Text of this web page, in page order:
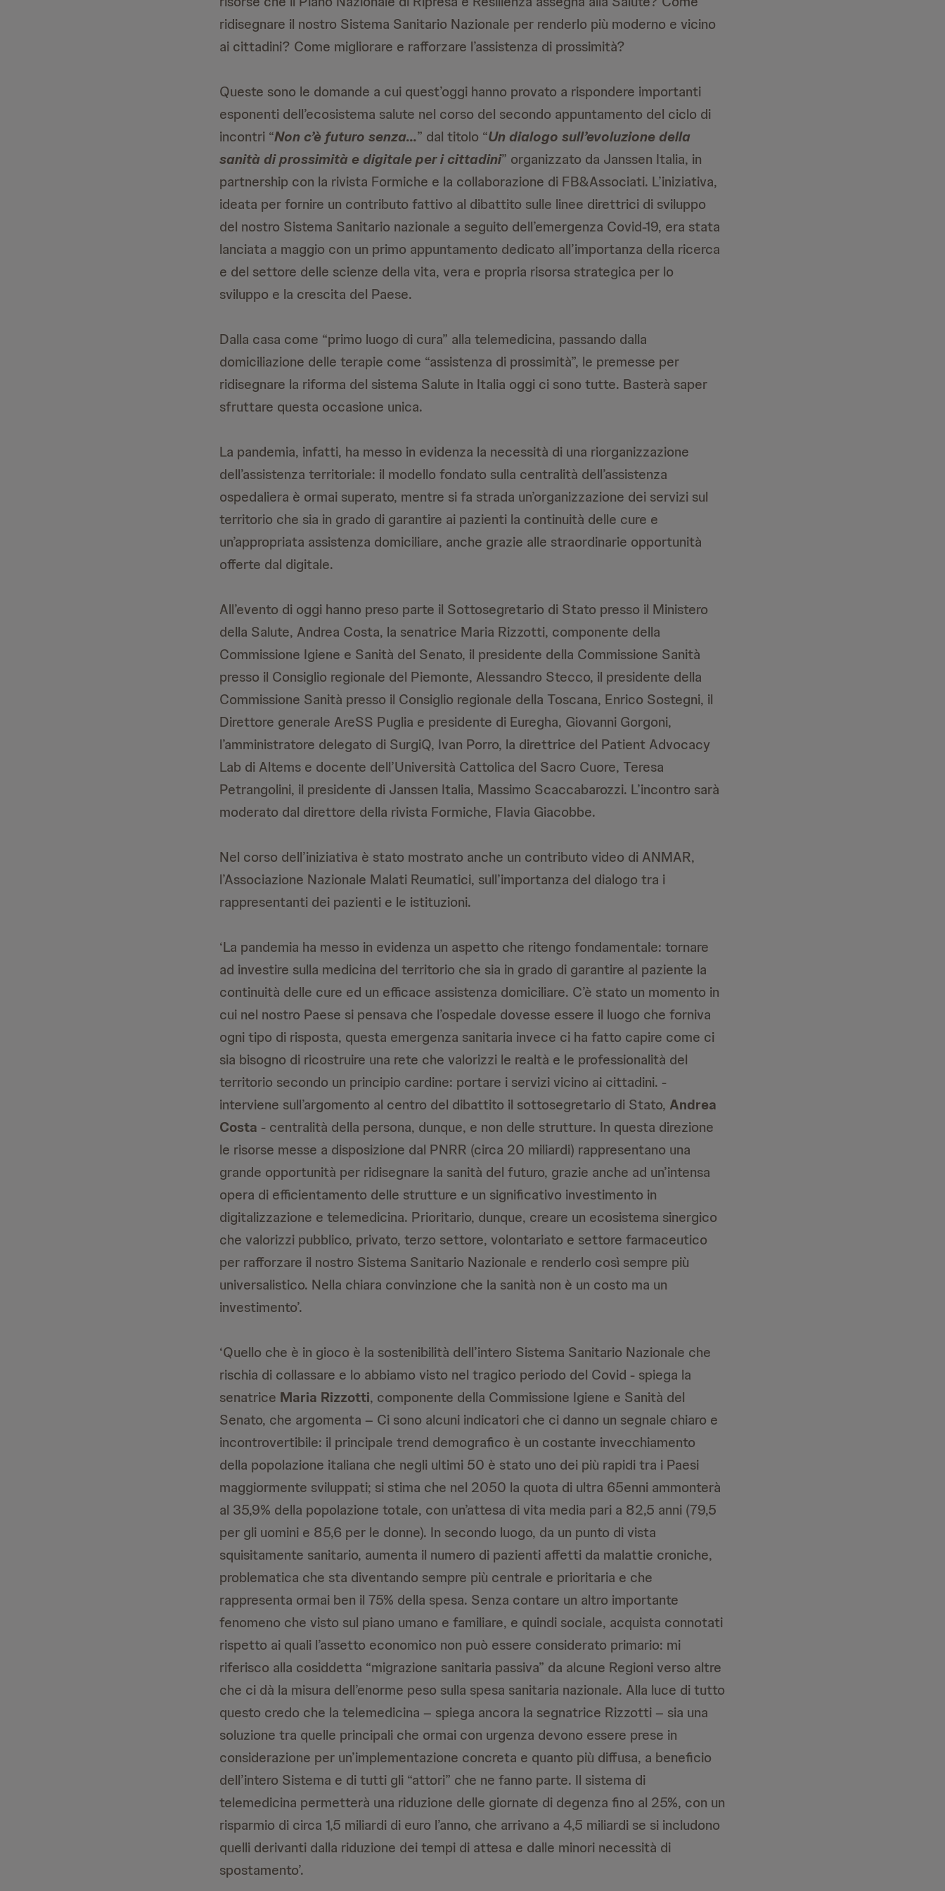
ridisegnare il nostro Sistema Sanitario Nazionale per renderlo più moderno e vicino
ai cittadini? Come migliorare e rafforzare l’assistenza di prossimità?
Queste sono le domande a cui quest’oggi hanno provato a rispondere importanti
esponenti dell’ecosistema salute nel corso del secondo appuntamento del ciclo di
incontri “Non c’è futuro senza…” dal titolo “Un dialogo sull’evoluzione della
sanità di prossimità e digitale per i cittadini” organizzato da Janssen Italia, in
partnership con la rivista Formiche e la collaborazione di FB&Associati. L’iniziativa,
ideata per fornire un contributo fattivo al dibattito sulle linee direttrici di sviluppo
del nostro Sistema Sanitario nazionale a seguito dell’emergenza Covid-19, era stata
lanciata a maggio con un primo appuntamento dedicato all’importanza della ricerca
e del settore delle scienze della vita, vera e propria risorsa strategica per lo
sviluppo e la crescita del Paese.
Dalla casa come “primo luogo di cura” alla telemedicina, passando dalla
domiciliazione delle terapie come “assistenza di prossimità”, le premesse per
ridisegnare la riforma del sistema Salute in Italia oggi ci sono tutte. Basterà saper
sfruttare questa occasione unica.
La pandemia, infatti, ha messo in evidenza la necessità di una riorganizzazione
dell’assistenza territoriale: il modello fondato sulla centralità dell’assistenza
ospedaliera è ormai superato, mentre si fa strada un’organizzazione dei servizi sul
territorio che sia in grado di garantire ai pazienti la continuità delle cure e
un’appropriata assistenza domiciliare, anche grazie alle straordinarie opportunità
offerte dal digitale.
All’evento di oggi hanno preso parte il Sottosegretario di Stato presso il Ministero
della Salute, Andrea Costa, la senatrice Maria Rizzotti, componente della
Commissione Igiene e Sanità del Senato, il presidente della Commissione Sanità
presso il Consiglio regionale del Piemonte, Alessandro Stecco, il presidente della
Commissione Sanità presso il Consiglio regionale della Toscana, Enrico Sostegni, il
Direttore generale AreSS Puglia e presidente di Euregha, Giovanni Gorgoni,
l’amministratore delegato di SurgiQ, Ivan Porro, la direttrice del Patient Advocacy
Lab di Altems e docente dell’Università Cattolica del Sacro Cuore, Teresa
Petrangolini, il presidente di Janssen Italia, Massimo Scaccabarozzi. L’incontro sarà
moderato dal direttore della rivista Formiche, Flavia Giacobbe.
Nel corso dell’iniziativa è stato mostrato anche un contributo video di ANMAR,
l’Associazione Nazionale Malati Reumatici, sull’importanza del dialogo tra i
rappresentanti dei pazienti e le istituzioni.
‘La pandemia ha messo in evidenza un aspetto che ritengo fondamentale: tornare
ad investire sulla medicina del territorio che sia in grado di garantire al paziente la
continuità delle cure ed un efficace assistenza domiciliare. C’è stato un momento in
cui nel nostro Paese si pensava che l’ospedale dovesse essere il luogo che forniva
ogni tipo di risposta, questa emergenza sanitaria invece ci ha fatto capire come ci
sia bisogno di ricostruire una rete che valorizzi le realtà e le professionalità del
territorio secondo un principio cardine: portare i servizi vicino ai cittadini. -
interviene sull’argomento al centro del dibattito il sottosegretario di Stato, Andrea
Costa - centralità della persona, dunque, e non delle strutture. In questa direzione
le risorse messe a disposizione dal PNRR (circa 20 miliardi) rappresentano una
grande opportunità per ridisegnare la sanità del futuro, grazie anche ad un’intensa
opera di efficientamento delle strutture e un significativo investimento in
digitalizzazione e telemedicina. Prioritario, dunque, creare un ecosistema sinergico
che valorizzi pubblico, privato, terzo settore, volontariato e settore farmaceutico
per rafforzare il nostro Sistema Sanitario Nazionale e renderlo così sempre più
universalistico. Nella chiara convinzione che la sanità non è un costo ma un
investimento’.
‘Quello che è in gioco è la sostenibilità dell’intero Sistema Sanitario Nazionale che
rischia di collassare e lo abbiamo visto nel tragico periodo del Covid - spiega la
senatrice Maria Rizzotti, componente della Commissione Igiene e Sanità del
Senato, che argomenta – Ci sono alcuni indicatori che ci danno un segnale chiaro e
incontrovertibile: il principale trend demografico è un costante invecchiamento
della popolazione italiana che negli ultimi 50 è stato uno dei più rapidi tra i Paesi
maggiormente sviluppati; si stima che nel 2050 la quota di ultra 65enni ammonterà
al 35,9% della popolazione totale, con un’attesa di vita media pari a 82,5 anni (79,5
per gli uomini e 85,6 per le donne). In secondo luogo, da un punto di vista
squisitamente sanitario, aumenta il numero di pazienti affetti da malattie croniche,
problematica che sta diventando sempre più centrale e prioritaria e che
rappresenta ormai ben il 75% della spesa. Senza contare un altro importante
fenomeno che visto sul piano umano e familiare, e quindi sociale, acquista connotati
rispetto ai quali l’assetto economico non può essere considerato primario: mi
riferisco alla cosiddetta “migrazione sanitaria passiva” da alcune Regioni verso altre
che ci dà la misura dell’enorme peso sulla spesa sanitaria nazionale. Alla luce di tutto
questo credo che la telemedicina – spiega ancora la segnatrice Rizzotti – sia una
soluzione tra quelle principali che ormai con urgenza devono essere prese in
considerazione per un’implementazione concreta e quanto più diffusa, a beneficio
dell’intero Sistema e di tutti gli “attori” che ne fanno parte. Il sistema di
telemedicina permetterà una riduzione delle giornate di degenza fino al 25%, con un
risparmio di circa 1,5 miliardi di euro l’anno, che arrivano a 4,5 miliardi se si includono
quelli derivanti dalla riduzione dei tempi di attesa e dalle minori necessità di
spostamento’.